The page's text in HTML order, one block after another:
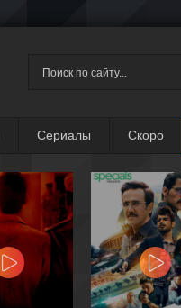
Сериалы Скоро